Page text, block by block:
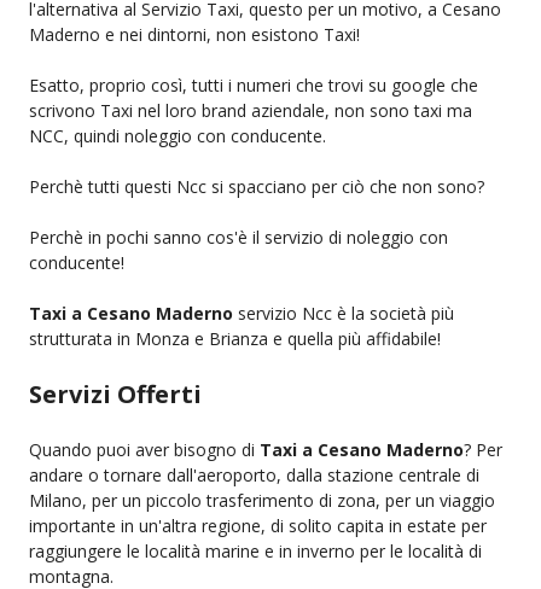
l'alternativa al Servizio Taxi, questo per un motivo, a Cesano
Maderno e nei dintorni, non esistono Taxi!
Esatto, proprio così, tutti i numeri che trovi su google che
scrivono Taxi nel loro brand aziendale, non sono taxi ma
NCC, quindi noleggio con conducente.
Perchè tutti questi Ncc si spacciano per ciò che non sono?
Perchè in pochi sanno cos'è il servizio di noleggio con
conducente!
Taxi a Cesano Maderno servizio Ncc è la società più
strutturata in Monza e Brianza e quella più affidabile!
Servizi Offerti
Quando puoi aver bisogno di Taxi a Cesano Maderno? Per
andare o tornare dall'aeroporto, dalla stazione centrale di
Milano, per un piccolo trasferimento di zona, per un viaggio
importante in un'altra regione, di solito capita in estate per
raggiungere le località marine e in inverno per le località di
montagna.